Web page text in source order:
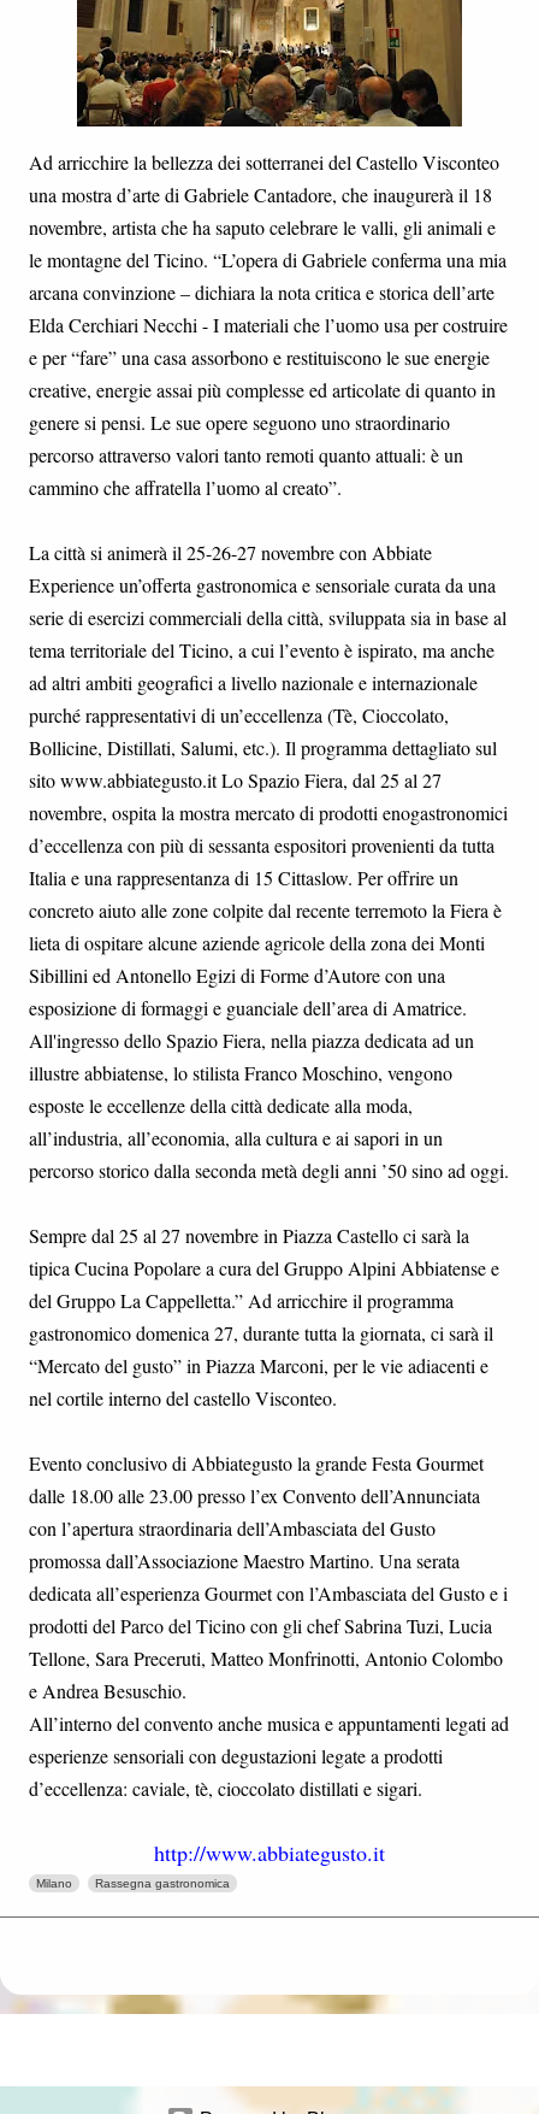
Ad arricchire la bellezza dei sotterranei del Castello Visconteo
una mostra d’arte di Gabriele Cantadore, che inaugurerà il 18
novembre, artista che ha saputo celebrare le valli, gli animali e
le montagne del Ticino. “L’opera di Gabriele conferma una mia
arcana convinzione – dichiara la nota critica e storica dell’arte
Elda Cerchiari Necchi - I materiali che l’uomo usa per costruire
e per “fare” una casa assorbono e restituiscono le sue energie
creative, energie assai più complesse ed articolate di quanto in
genere si pensi. Le sue opere seguono uno straordinario
percorso attraverso valori tanto remoti quanto attuali: è un
cammino che affratella l’uomo al creato”.
La città si animerà il 25-26-27 novembre con Abbiate
Experience un’offerta gastronomica e sensoriale curata da una
serie di esercizi commerciali della città, sviluppata sia in base al
tema territoriale del Ticino, a cui l’evento è ispirato, ma anche
ad altri ambiti geografici a livello nazionale e internazionale
purché rappresentativi di un’eccellenza (Tè, Cioccolato,
Bollicine, Distillati, Salumi, etc.). Il programma dettagliato sul
sito www.abbiategusto.it Lo Spazio Fiera, dal 25 al 27
novembre, ospita la mostra mercato di prodotti enogastronomici
d’eccellenza con più di sessanta espositori provenienti da tutta
Italia e una rappresentanza di 15 Cittaslow. Per offrire un
concreto aiuto alle zone colpite dal recente terremoto la Fiera è
lieta di ospitare alcune aziende agricole della zona dei Monti
Sibillini ed Antonello Egizi di Forme d’Autore con una
esposizione di formaggi e guanciale dell’area di Amatrice.
All'ingresso dello Spazio Fiera, nella piazza dedicata ad un
illustre abbiatense, lo stilista Franco Moschino, vengono
esposte le eccellenze della città dedicate alla moda,
all’industria, all’economia, alla cultura e ai sapori in un
percorso storico dalla seconda metà degli anni ’50 sino ad oggi.
Sempre dal 25 al 27 novembre in Piazza Castello ci sarà la
tipica Cucina Popolare a cura del Gruppo Alpini Abbiatense e
del Gruppo La Cappelletta.” Ad arricchire il programma
gastronomico domenica 27, durante tutta la giornata, ci sarà il
“Mercato del gusto” in Piazza Marconi, per le vie adiacenti e
nel cortile interno del castello Visconteo.
Evento conclusivo di Abbiategusto la grande Festa Gourmet
dalle 18.00 alle 23.00 presso l’ex Convento dell’Annunciata
con l’apertura straordinaria dell’Ambasciata del Gusto
promossa dall’Associazione Maestro Martino. Una serata
dedicata all’esperienza Gourmet con l’Ambasciata del Gusto e i
prodotti del Parco del Ticino con gli chef Sabrina Tuzi, Lucia
Tellone, Sara Preceruti, Matteo Monfrinotti, Antonio Colombo
e Andrea Besuschio.
All’interno del convento anche musica e appuntamenti legati ad
esperienze sensoriali con degustazioni legate a prodotti
d’eccellenza: caviale, tè, cioccolato distillati e sigari.
http://www.abbiategusto.it
Milano Rassegna gastronomica